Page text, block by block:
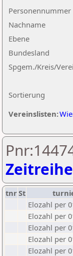
Nachname
Ebene
Sortierung
Personennummer
Bundesland
Spgem./Kreis/
Vereinslisten:
Zeitreihe
tnrSt
Elozahl per
Elozahl per
Elozahl per
Elozahl per
Elozahl per